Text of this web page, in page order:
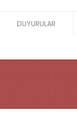
DUYURULAR